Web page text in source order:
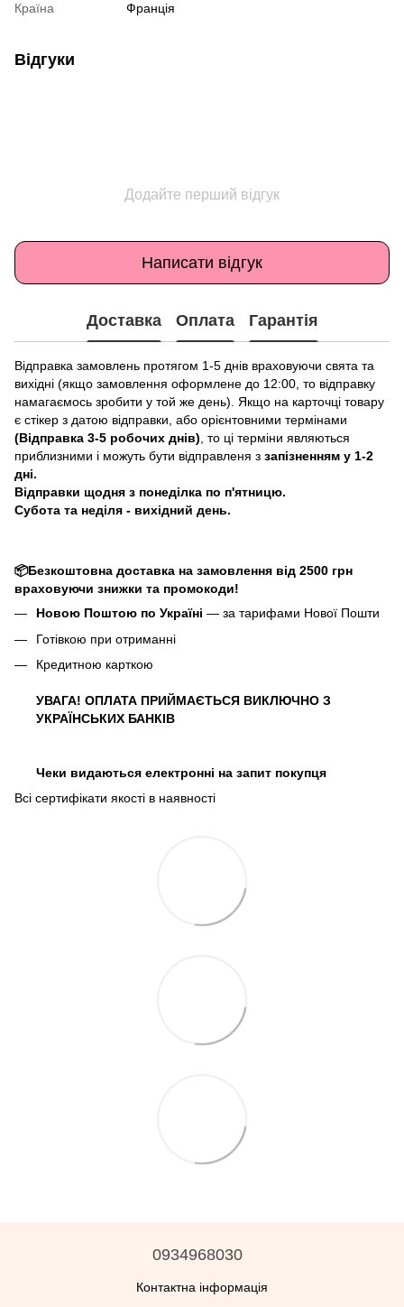
Країна Франція
Відгуки
Додайте перший відгук
Написати відгук
Доставка Оплата Гарантія
Відправка замовлень протягом 1-5 днів враховуючи свята та
вихідні (якщо замовлення оформлене до 12:00, то відправку
намагаємось зробити у той же день). Якщо на карточці товару
є стікер з датою відправки, або орієнтовними термінами
(Відправка 3-5 робочих днів) , то ці терміни являються
приблизними і можуть бути відправленя з запізненням у 1-2
дні.
Відправки щодня з понеділка по п'ятницю.
Субота та неділя - вихідний день.
📦Безкоштовна доставка на замовлення від 2500 грн
враховуючи знижки та промокоди!
Новою Поштою по Україні — за тарифами Нової Пошти
Готівкою при отриманні
Кредитною карткою
УВАГА! ОПЛАТА ПРИЙМАЄТЬСЯ ВИКЛЮЧНО З
УКРАЇНСЬКИХ БАНКІВ
Чеки видаються електронні на запит покупця
Всі сертифікати якості в наявності
0934968030
Контактна інформація